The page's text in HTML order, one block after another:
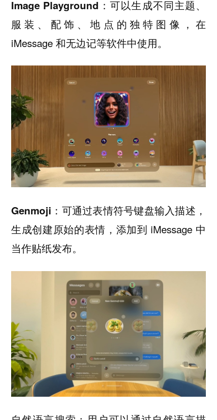
Image Playground ：可以生成不同主题、
服装、配饰、地点的独特图像，在
iMessage 和无边记等软件中使用。
Genmoji ：可通过表情符号键盘输入描述，
生成创建原始的表情，添加到 iMessage 中
当作贴纸发布。